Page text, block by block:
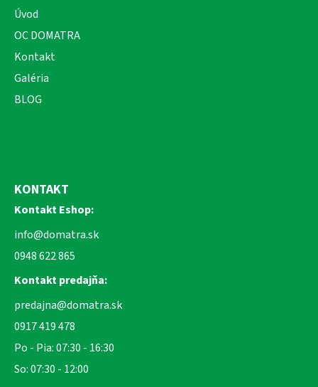
Úvod
OC DOMATRA
Kontakt
Galéria
BLOG
KONTAKT
Kontakt Eshop:
info@domatra.sk
0948 622 865
Kontakt predajňa:
predajna@domatra.sk
0917 419 478
Po - Pia: 07:30 - 16:30
So: 07:30 - 12:00